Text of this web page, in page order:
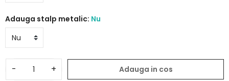
Adauga stalp metalic: Nu
- + Adauga in cos